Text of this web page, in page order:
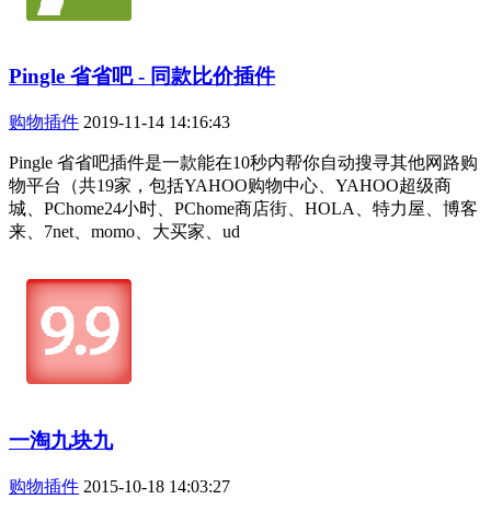
Pingle 省省吧 - 同款比价插件
购物插件 2019-11-14 14:16:43
Pingle 省省吧插件是一款能在10秒内帮你自动搜寻其他网路购
物平台（共19家，包括YAHOO购物中心、YAHOO超级商
城、PChome24小时、PChome商店街、HOLA、特力屋、博客
来、7net、momo、大买家、ud
一淘九块九
购物插件 2015-10-18 14:03:27